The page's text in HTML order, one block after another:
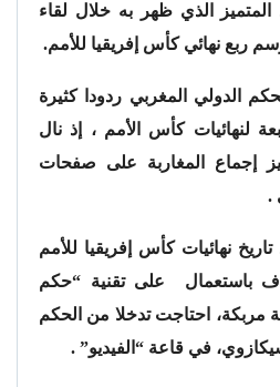
المتميز الذي ظهر به خلال لقاء
ربع نهائي كأس إفريقيا للأمم.
الدولي المغربي ردودا كثيرة
لنهائيات كأس الأمم ، إذ نال
إجماع المغاربة على صفحات
.
نهائيات كأس إفريقيا للأمم
باستعمال على تقنية “حكم
مربكة، احتاجت تدخلا من الحكم
في قاعة “الفيديو” .